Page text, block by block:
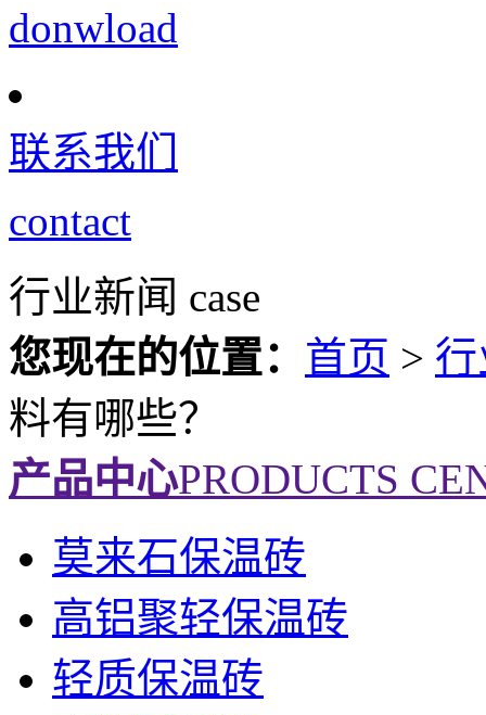
donwload
联系我们
contact
行业新闻 case
您现在的位置： 首页 >
料有哪些？
产品中心PRODUCTS
莫来石保温砖
高铝聚轻保温砖
轻质保温砖